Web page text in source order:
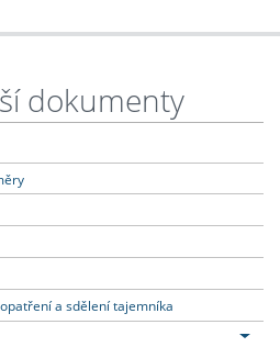
dokumenty
a sdělení tajemníka